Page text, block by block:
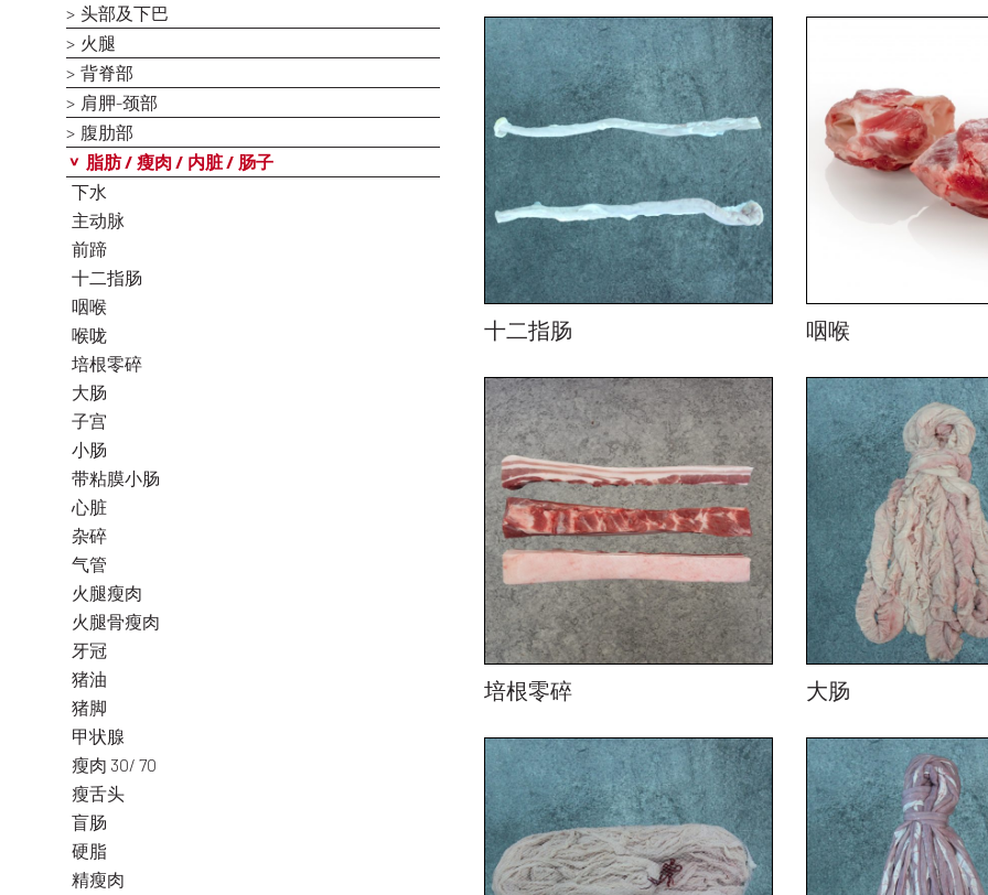
头部及下巴
火腿
背脊部
肩胛-颈部
腹肋部
脂肪 / 瘦肉 / 内脏 / 肠子
下水
主动脉
前蹄
十二指肠
咽喉
喉咙
培根零碎
大肠
子宫
小肠
带粘膜小肠
心脏
杂碎
气管
火腿瘦肉
火腿骨瘦肉
牙冠
猪油
猪脚
甲状腺
瘦肉 30/ 70
瘦舌头
盲肠
硬脂
精瘦肉
十二指肠 咽喉
培根零碎 大肠